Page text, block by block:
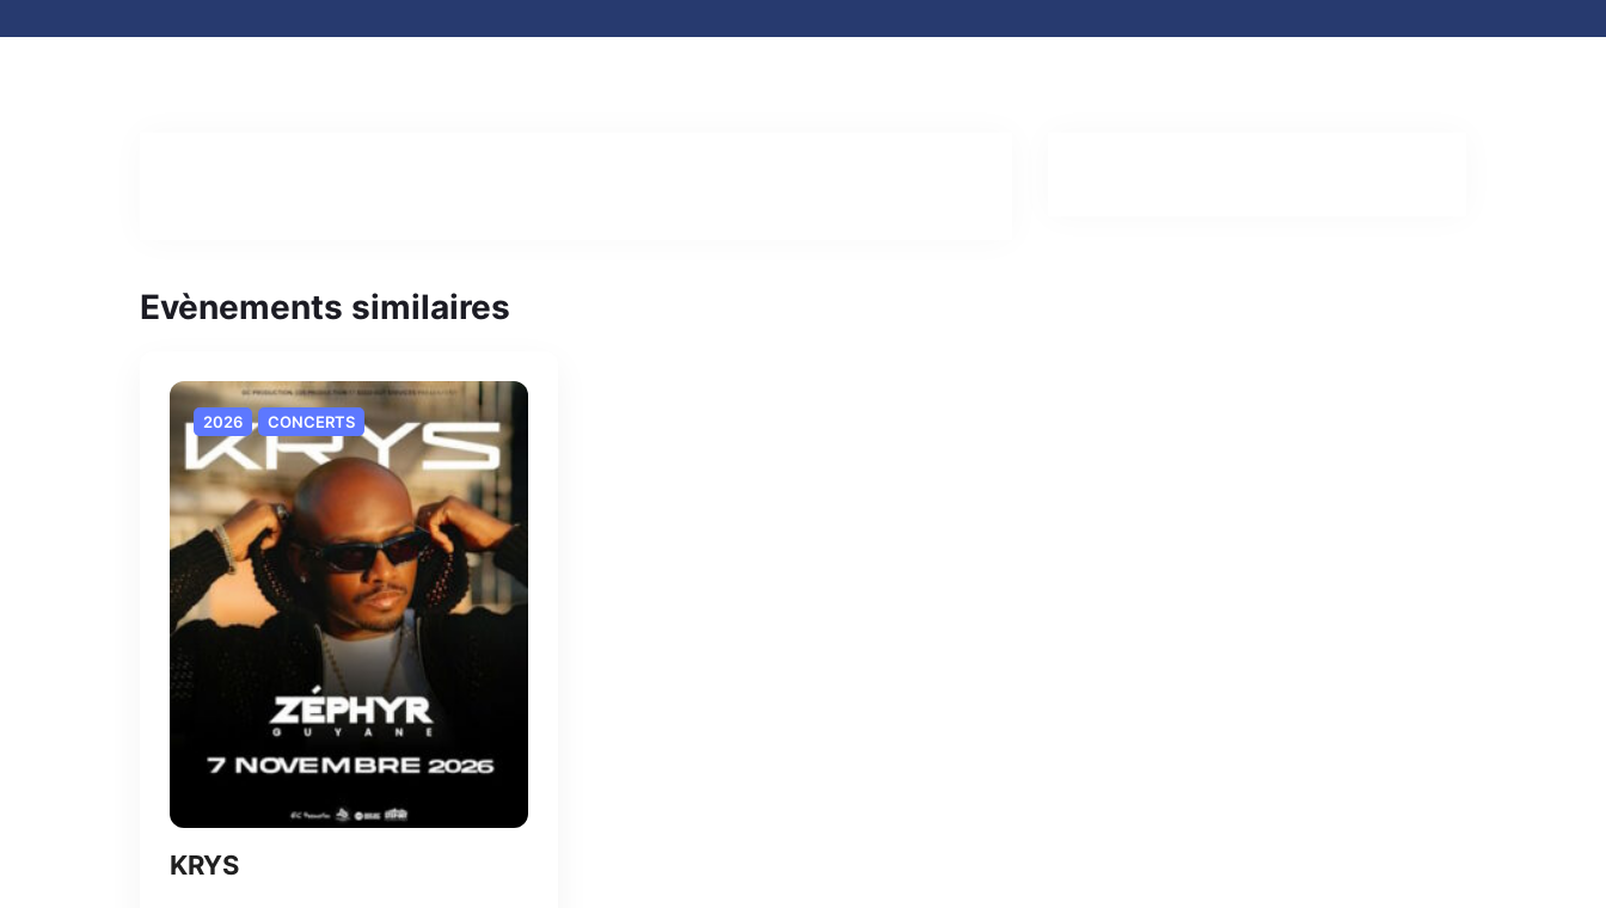
Evènements similaires
2026 CONCERTS
KRYS